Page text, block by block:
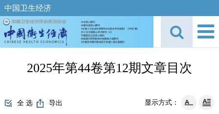
中国卫生经济
2025年第44卷第12期文章目次
全 选 导出 显示方式：